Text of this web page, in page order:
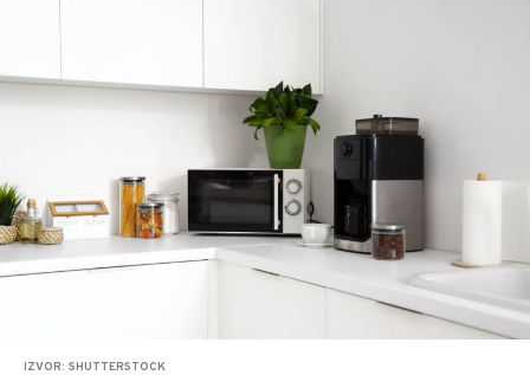
IZVOR: SHUTTERSTOCK